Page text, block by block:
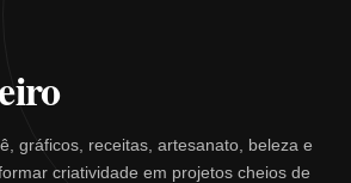
gráficos, receitas, artesanato, beleza e
criatividade em projetos cheios de